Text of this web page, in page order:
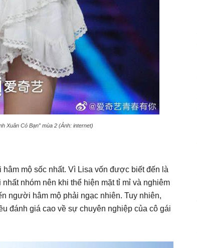
Xuân Có Bạn” mùa 2 (Ảnh: internet)
mộ sốc nhất. Vì Lisa vốn được biết đến là
nhóm nên khi thể hiện mặt tỉ mỉ và nghiêm
người hâm mộ phải ngạc nhiên. Tuy nhiên,
đánh giá cao về sự chuyên nghiệp của cô gái